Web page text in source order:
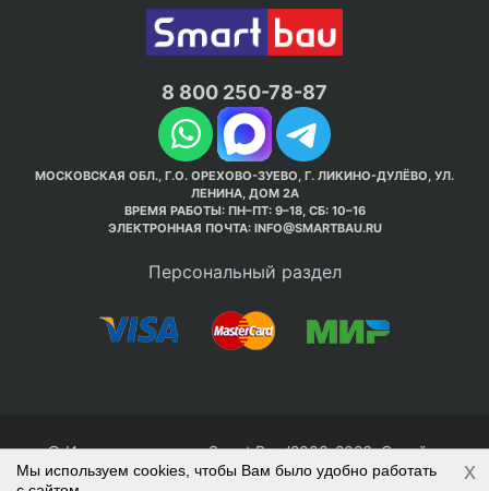
8 800 250-78-87
МОСКОВСКАЯ ОБЛ., Г.О. ОРЕХОВО-ЗУЕВО, Г. ЛИКИНО-ДУЛЁВО, УЛ.
ЛЕНИНА, ДОМ 2А
ВРЕМЯ РАБОТЫ: ПН–ПТ: 9–18, СБ: 10–16
ЭЛЕКТРОННАЯ ПОЧТА: INFO@SMARTBAU.RU
Персональный раздел
© Интернет-магазин Smart Bau ’2003-2026. Стройте
правильно с 1-го раза.
Мы используем cookies, чтобы Вам было удобно работать
x